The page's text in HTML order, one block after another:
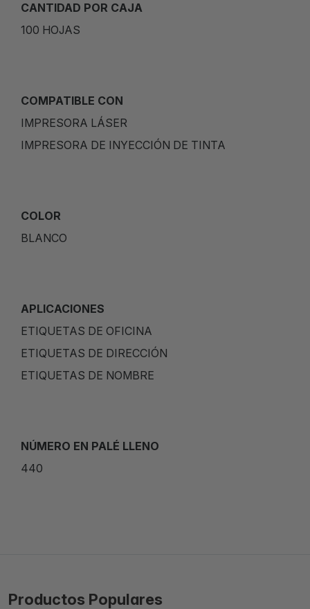
CANTIDAD POR CAJA
100 HOJAS
COMPATIBLE CON
IMPRESORA LÁSER
IMPRESORA DE INYECCIÓN DE TINTA
COLOR
BLANCO
APLICACIONES
ETIQUETAS DE OFICINA
ETIQUETAS DE DIRECCIÓN
ETIQUETAS DE NOMBRE
NÚMERO EN PALÉ LLENO
440
Productos Populares